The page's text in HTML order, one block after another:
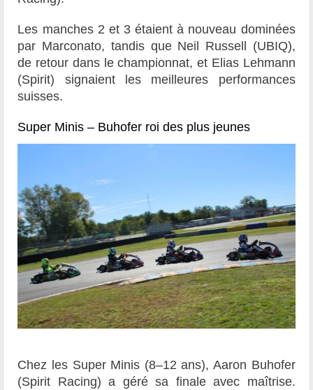
Les manches 2 et 3 étaient à nouveau dominées
par Marconato, tandis que Neil Russell (UBIQ),
de retour dans le championnat, et Elias Lehmann
(Spirit) signaient les meilleures performances
suisses.
Super Minis – Buhofer roi des plus jeunes
Chez les Super Minis (8–12 ans), Aaron Buhofer
(Spirit Racing) a géré sa finale avec maîtrise.